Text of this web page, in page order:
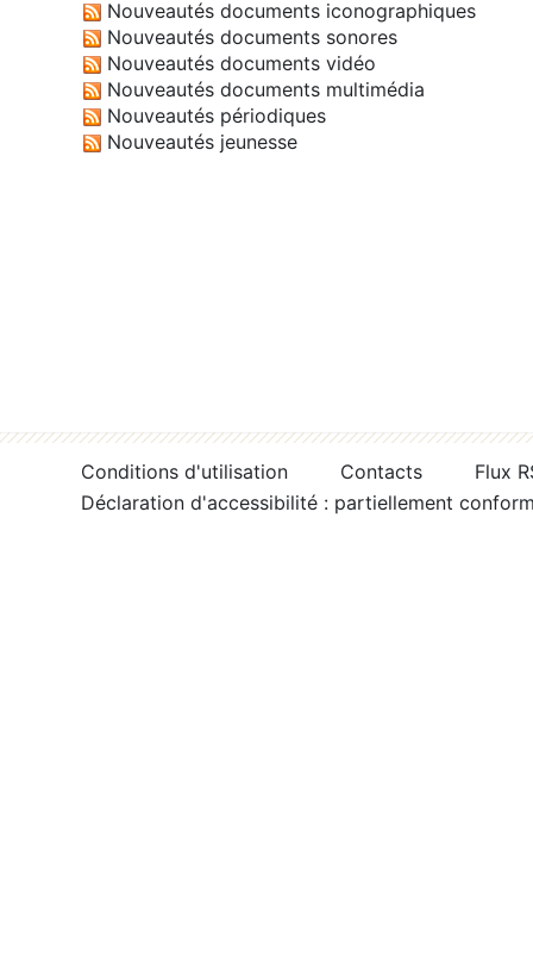
Nouveautés documents iconographiques
Nouveautés documents sonores
Nouveautés documents vidéo
Nouveautés documents multimédia
Nouveautés périodiques
Nouveautés jeunesse
Conditions d'utilisation Contacts
Flux
Déclaration d'accessibilité : partiellement